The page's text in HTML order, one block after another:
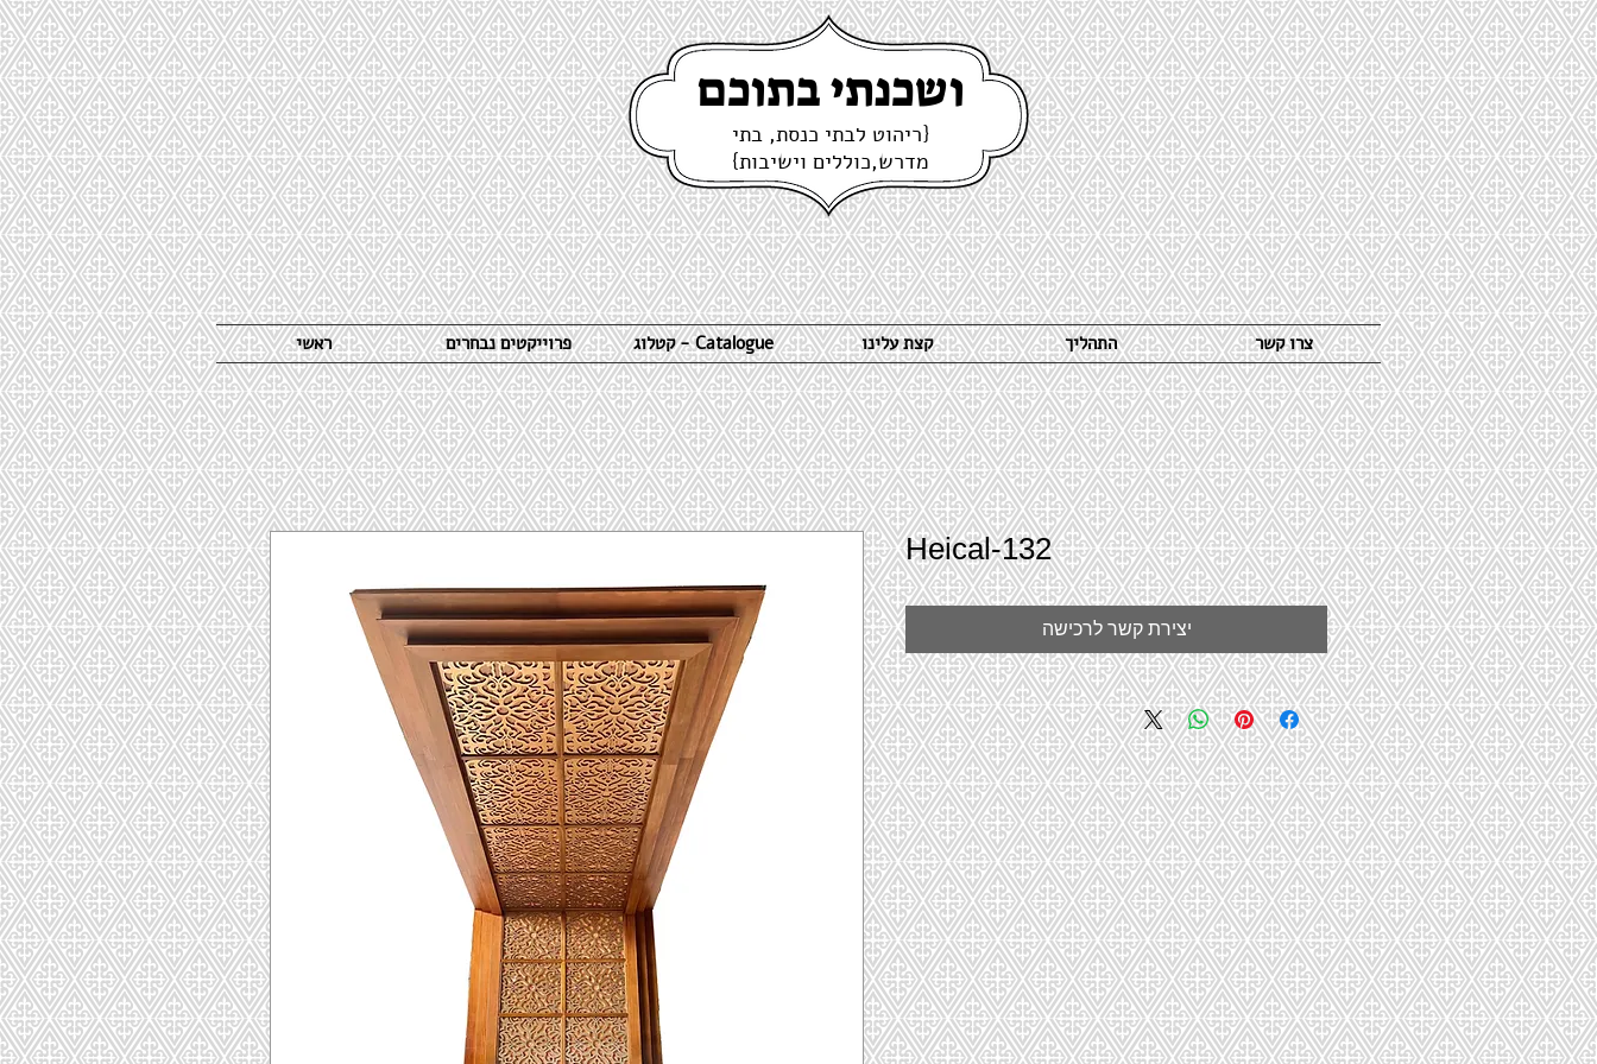
ושכנתי בתוכם
{ריהוט לבתי כנסת, בתי
מדרש,כוללים וישיבות}
ראשי פרוייקטים נבחרים קטלוג - Catalogue קצת עלינו התהליך צרו קשר
Heical-132
יצירת קשר לרכישה